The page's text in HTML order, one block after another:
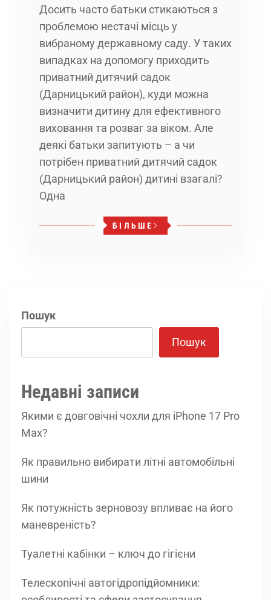
Досить часто батьки стикаються з
проблемою нестачі місць у
вибраному державному саду. У таких
випадках на допомогу приходить
приватний дитячий садок
(Дарницький район), куди можна
визначити дитину для ефективного
виховання та розваг за віком. Але
деякі батьки запитують – а чи
потрібен приватний дитячий садок
(Дарницький район) дитині взагалі?
Одна
БІЛЬШЕ
Пошук
Пошук
Недавні записи
Якими є довговічні чохли для iPhone 17 Pro
Max?
Як правильно вибирати літні автомобільні
шини
Як потужність зерновозу впливає на його
маневреність?
Туалетні кабінки – ключ до гігієни
Телескопічні автогідропідйомники: